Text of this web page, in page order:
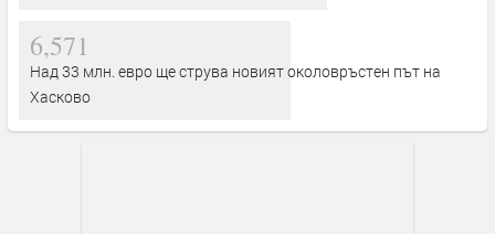
6,571
Над 33 млн. евро ще струва новият околовръстен път на
Хасково